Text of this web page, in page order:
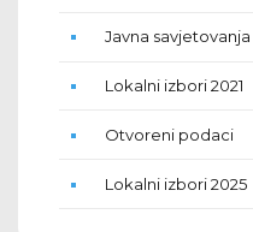
Javna savjetovanja
Lokalni izbori 2021
Otvoreni podaci
Lokalni izbori 2025